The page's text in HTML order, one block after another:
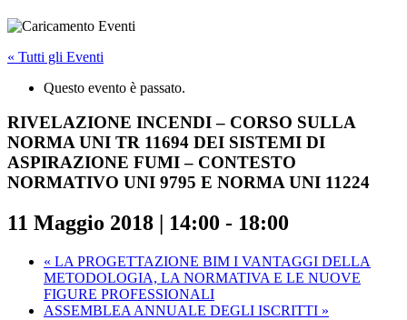
« Tutti gli Eventi
Questo evento è passato.
RIVELAZIONE INCENDI – CORSO SULLA
NORMA UNI TR 11694 DEI SISTEMI DI
ASPIRAZIONE FUMI – CONTESTO
NORMATIVO UNI 9795 E NORMA UNI 11224
11 Maggio 2018 | 14:00 - 18:00
« LA PROGETTAZIONE BIM I VANTAGGI DELLA
METODOLOGIA, LA NORMATIVA E LE NUOVE
FIGURE PROFESSIONALI
ASSEMBLEA ANNUALE DEGLI ISCRITTI »